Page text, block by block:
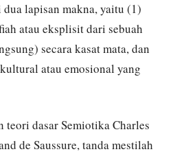
lapisan makna, yaitu (1)
atau eksplisit dari sebuah
secara kasat mata, dan
atau emosional yang
teori dasar Semiotika Charles
de Saussure, tanda mestilah